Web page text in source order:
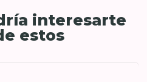
interesarte
estos